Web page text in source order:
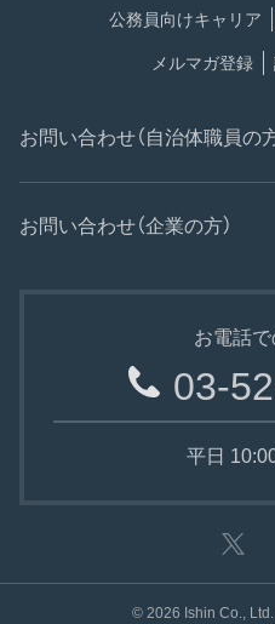
公務員向けキャリア
メルマガ登録
お問い合わせ（自治体職員の方
お問い合わせ（企業の方）
お電話
03-
平日
© 2026 Ishin Co.,